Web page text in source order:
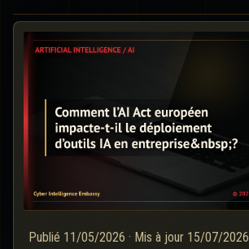
Publié 11/05/2026 · Mis à jour 15/07/2026